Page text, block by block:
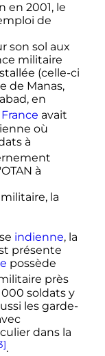
en 2001, le
de
son sol aux
militaire
(celle-ci
de Manas,
en
France avait
où
à
à
la
indienne, la
présente
possède
près
000 soldats y
les garde-
dans la
.